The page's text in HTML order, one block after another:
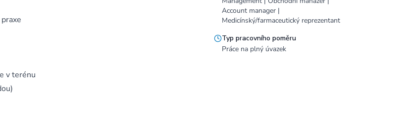
v terénu
Account manager |
Medicínský/farmaceutický reprezentant
Typ pracovního poměru
Práce na plný úvazek